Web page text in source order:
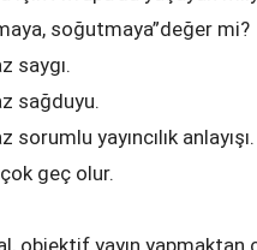
soğutmaya”değer mi?
saygı.
sağduyu.
sorumlu yayıncılık anlayışı.
geç olur.
objektif yayın yapmaktan